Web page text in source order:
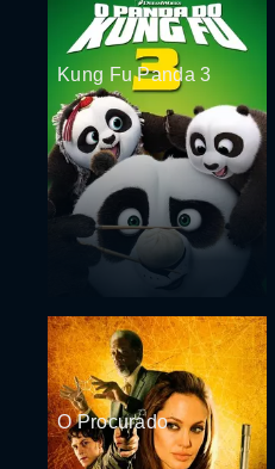
Kung Fu Panda 3
O Procurado